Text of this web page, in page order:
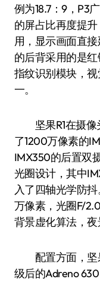
例为18.7：9，P3
的屏占比再度提
用，显示画面直
的后背采用的是
指纹识别模块，
一。
坚果R1在摄像
了1200万像素的
IMX350的后置双
光圈设计，其中
入了四轴光学防
万像素，光圈F/
背景虚化算法，夜
配置方面，坚
级后的Adreno